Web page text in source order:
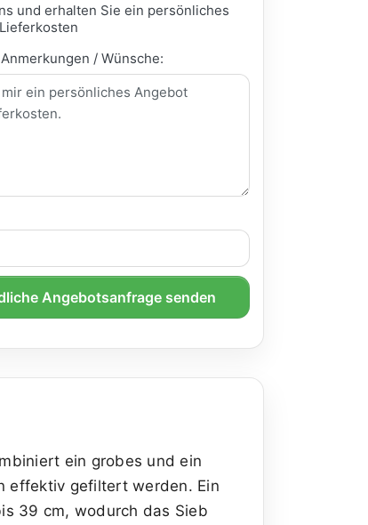
und erhalten Sie ein persönliches
/ Wünsche:
Angebotsanfrage senden
ein grobes und ein
effektiv gefiltert werden. Ein
39 cm, wodurch das Sieb